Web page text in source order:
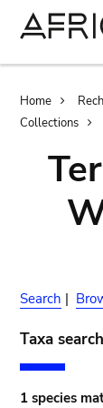
Home
Collections
Search |
Taxa
1 species